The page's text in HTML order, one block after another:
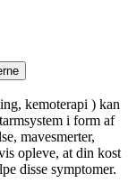
kemoterapi ) kan
i form af
mavesmerter,
opleve, at din kost
disse symptomer.